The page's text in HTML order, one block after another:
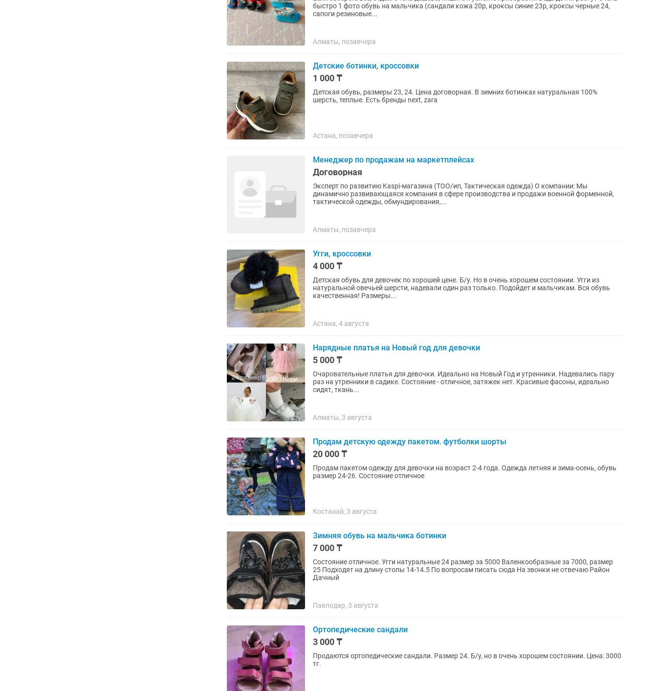
быстро 1 фото обувь на мальчика (сандали кожа 20р, кроксы синие 23р, кроксы черные 24,
сапоги резиновые...
Алматы, позавчера
Детские ботинки, кроссовки
1 000 ₸
Детская обувь, размеры 23, 24. Цена договорная. В зимних ботинках натуральная 100%
шерсть, теплые. Есть бренды next, zara
Астана, позавчера
Менеджер по продажам на маркетплейсах
Договорная
Эксперт по развитию Kaspi-магазина (ТОО/ип, Тактическая одежда) О компании: Мы
динамично развивающаяся компания в сфере производства и продажи военной форменной,
тактической одежды, обмундирования,...
Алматы, позавчера
Угги, кроссовки
4 000 ₸
Детская обувь для девочек по хорошей цене. Б/у. Но в очень хорошем состоянии. Угги из
натуральной овечьей шерсти, надевали один раз только. Подойдет и мальчикам. Вся обувь
качественная! Размеры...
Астана, 4 августа
Нарядные платья на Новый год для девочки
5 000 ₸
Очаровательные платья для девочки. Идеально на Новый Год и утренники. Надевались пару
раз на утренники в садике. Состояние - отличное, затяжек нет. Красивые фасоны, идеально
сидят, ткань...
Алматы, 3 августа
Продам детскую одежду пакетом. футболки шорты
20 000 ₸
Продам пакетом одежду для девочки на возраст 2-4 года. Одежда летняя и зима-осень, обувь
размер 24-26. Состояние отличное
Костанай, 3 августа
Зимняя обувь на мальчика ботинки
7 000 ₸
Состояние отличное. Угги натуральные 24 размер за 5000 Валенкообразные за 7000, размер
25 Подходят на длину стопы 14-14.5 По вопросам писать сюда На звонки не отвечаю Район
Дачный
Павлодар, 3 августа
Ортопедические сандали
3 000 ₸
Продаются ортопедические сандали. Размер 24. Б/у, но в очень хорошем состоянии. Цена: 3000
тг.